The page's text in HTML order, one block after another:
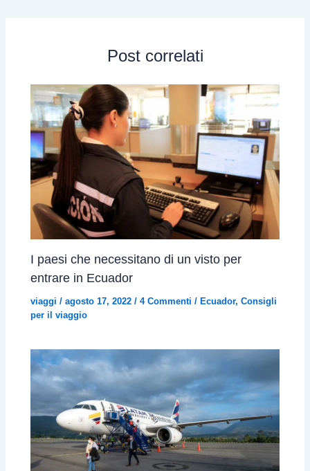
Post correlati
I paesi che necessitano di un visto per
entrare in Ecuador
viaggi /agosto 17, 2022/4 Commenti / Ecuador,Consigli
per il viaggio